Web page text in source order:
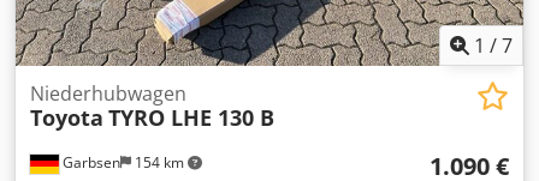
1 /7
Garbsen 154 km
Niederhubwagen
Toyota TYRO LHE 130 B
1.090 €